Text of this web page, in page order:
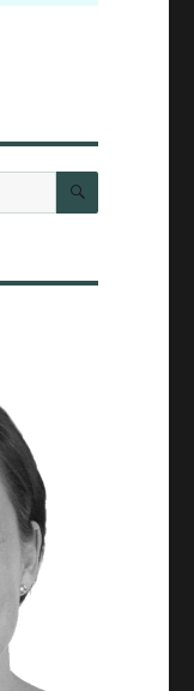
SUCHE